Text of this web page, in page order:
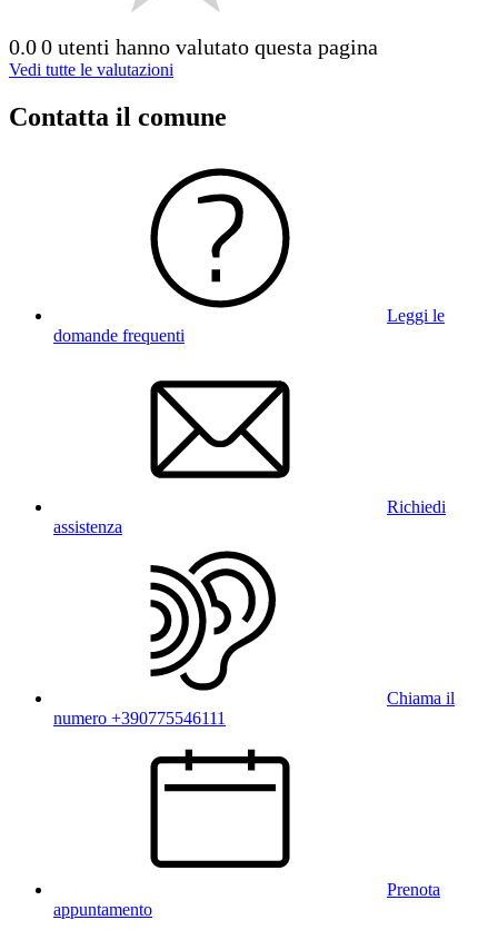
0.00 utenti hanno valutato questa pagina
Vedi tutte le valutazioni
Contatta il comune
Leggi le
domande frequenti
Richiedi
assistenza
Chiama il
numero +390775546111
Prenota
appuntamento